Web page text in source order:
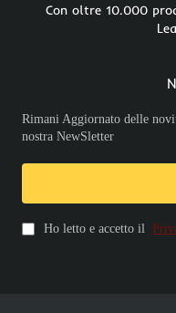
Con oltre 10.000
Rimani Aggiornato delle
nostra NewSletter
Ho letto e accetto il